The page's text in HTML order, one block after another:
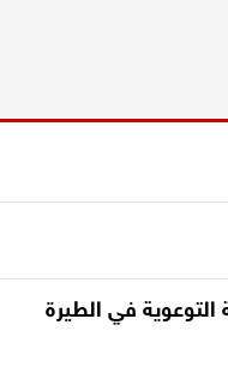
في الطيرة